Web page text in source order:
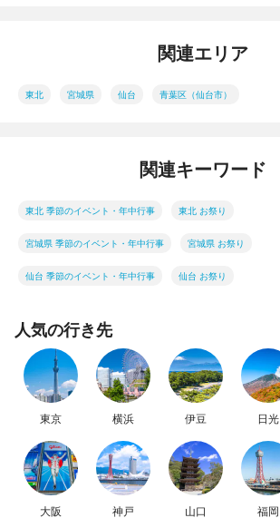
関連エリア
東北 宮城県 仙台 青葉区（仙台市）
関連キーワード
東北 季節のイベント・年中行事 東北 お祭り
宮城県 季節のイベント・年中行事 宮城県 お祭り
仙台 季節のイベント・年中行事 仙台 お祭り
人気の行き先
東京 横浜 伊豆 日光
大阪 神戸 山口 福岡